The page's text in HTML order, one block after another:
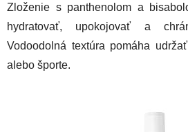
Zloženie s panthenolom a
hydratovať, upokojovať a
Vodoodolná textúra pomáha
alebo športe.